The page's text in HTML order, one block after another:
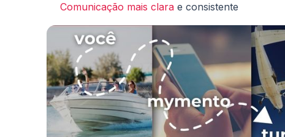
Comunicação mais clara e consistente